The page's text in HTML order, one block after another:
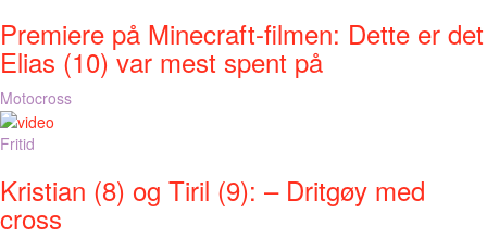
Premiere på Minecraft-filmen: Dette er det
Elias (10) var mest spent på
Motocross
Fritid
Kristian (8) og Tiril (9): – Dritgøy med
cross